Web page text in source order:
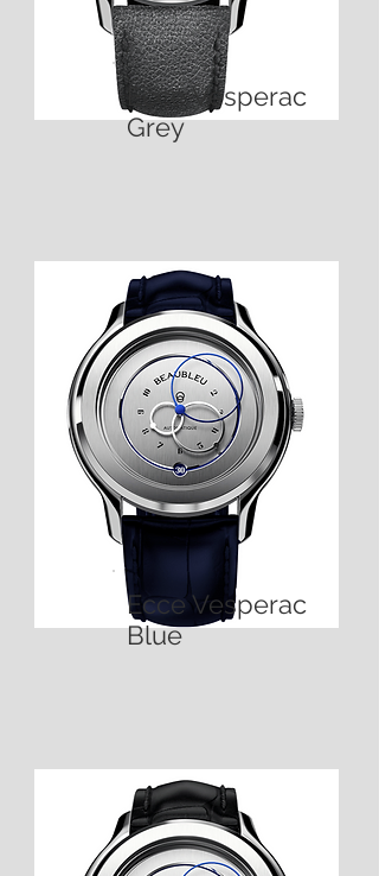
Ecce Vesperac
Grey
Ecce Vesperac
Blue